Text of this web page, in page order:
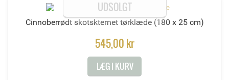
UDSOLGT
Cinnoberrødt skotskternet tørklæde (180 x 25 cm)
545,00 kr
LÆG I KURV